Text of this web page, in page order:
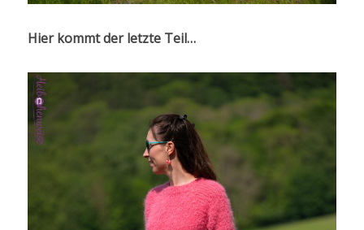
Hier kommt der letzte Teil…